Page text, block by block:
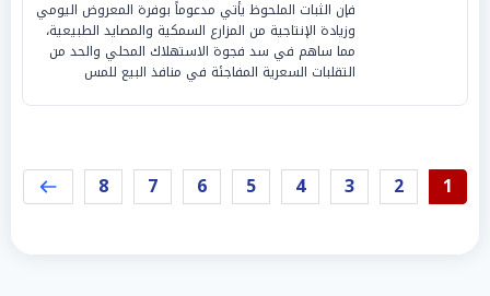
فإن الثبات الملحوظ يأتي مدعوماً بوفرة المعروض اليومي
وزيادة الإنتاجية من المزارع السمكية والمصايد الطبيعية،
مما ساهم في سد فجوة الاستهلاك المحلي والحد من
التقلبات السعرية المفاجئة في منافذ البيع للمس
1
2
3
4
5
6
7
8